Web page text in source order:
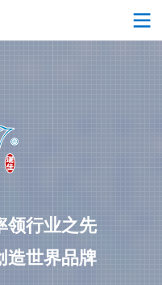
领行业之先
造世界品牌